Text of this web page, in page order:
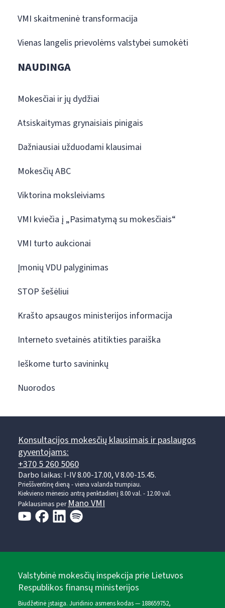
VMI skaitmeninė transformacija
Vienas langelis prievolėms valstybei sumokėti
NAUDINGA
Mokesčiai ir jų dydžiai
Atsiskaitymas grynaisiais pinigais
Dažniausiai užduodami klausimai
Mokesčių ABC
Viktorina moksleiviams
VMI kviečia į „Pasimatymą su mokesčiais“
VMI turto aukcionai
Įmonių VDU palyginimas
STOP šešėliui
Krašto apsaugos ministerijos informacija
Interneto svetainės atitikties paraiška
Ieškome turto savininkų
Nuorodos
Konsultacijos mokesčių klausimais ir paslaugos
gyventojams:
+370 5 260 5060
Darbo laikas: I-IV 8.00-17.00, V 8.00-15.45.
Prieššventinę dieną - viena valanda trumpiau.
Kiekvieno mėnesio antrą penktadienį 8.00 val. - 12.00 val.
Paklausimas per Mano VMI
Valstybinė mokesčių inspekcija prie Lietuvos
Respublikos finansų ministerijos
Biudžetinė įstaiga. Juridinio asmens kodas — 188659752,